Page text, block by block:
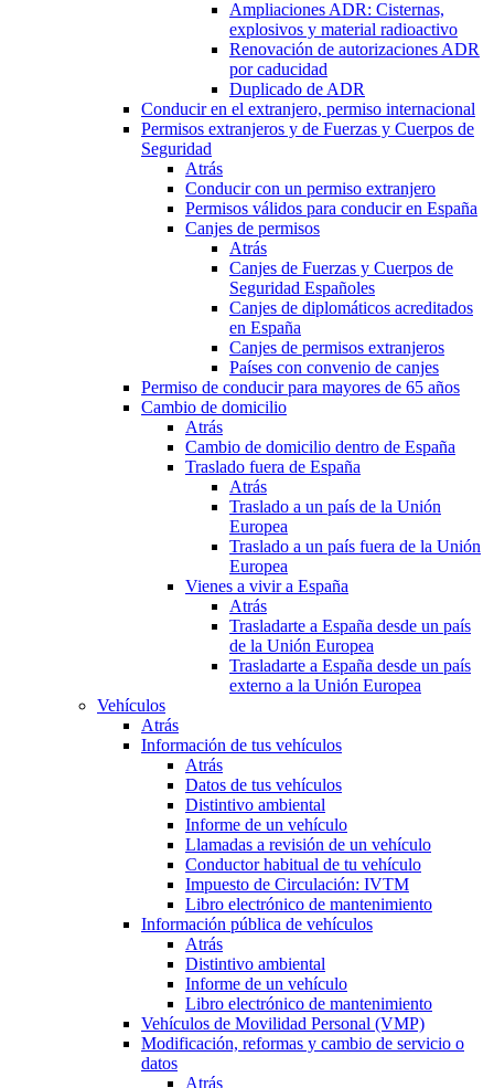
Ampliaciones ADR: Cisternas,
explosivos y material radioactivo
Renovación de autorizaciones ADR
por caducidad
Duplicado de ADR
Conducir en el extranjero, permiso internacional
Permisos extranjeros y de Fuerzas y Cuerpos de
Seguridad
Atrás
Conducir con un permiso extranjero
Permisos válidos para conducir en España
Canjes de permisos
Atrás
Canjes de Fuerzas y Cuerpos de
Seguridad Españoles
Canjes de diplomáticos acreditados
en España
Canjes de permisos extranjeros
Países con convenio de canjes
Permiso de conducir para mayores de 65 años
Cambio de domicilio
Atrás
Cambio de domicilio dentro de España
Traslado fuera de España
Atrás
Traslado a un país de la Unión
Europea
Traslado a un país fuera de la Unión
Europea
Vienes a vivir a España
Atrás
Trasladarte a España desde un país
de la Unión Europea
Trasladarte a España desde un país
externo a la Unión Europea
Vehículos
Atrás
Información de tus vehículos
Atrás
Datos de tus vehículos
Distintivo ambiental
Informe de un vehículo
Llamadas a revisión de un vehículo
Conductor habitual de tu vehículo
Impuesto de Circulación: IVTM
Libro electrónico de mantenimiento
Información pública de vehículos
Atrás
Distintivo ambiental
Informe de un vehículo
Libro electrónico de mantenimiento
Vehículos de Movilidad Personal (VMP)
Modificación, reformas y cambio de servicio o
datos
Atrás